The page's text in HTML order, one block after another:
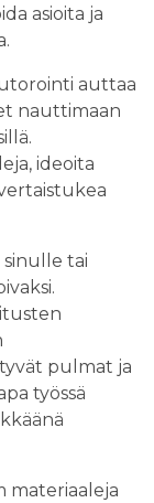
asioita ja
auttaa
nauttimaan
ideoita
tai
pulmat ja
työssä
materiaaleja